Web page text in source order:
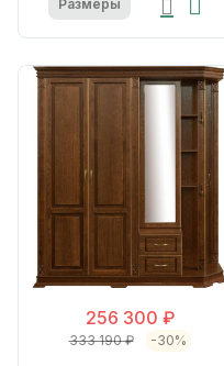
Размеры
256 300 ₽
333 190 ₽ -30%